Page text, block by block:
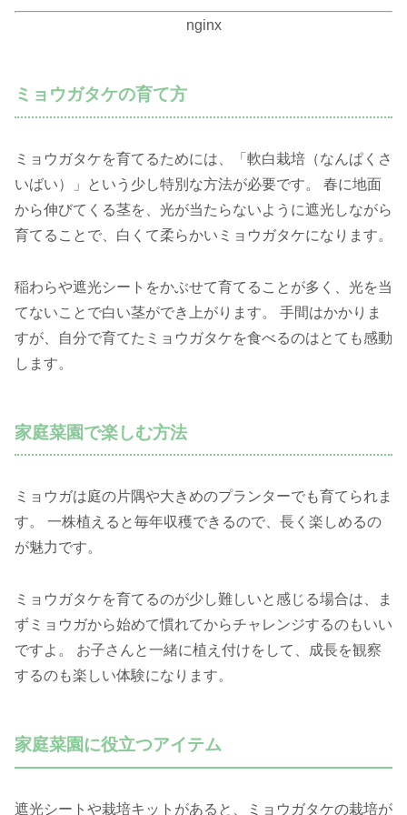
nginx
ミョウガタケの育て方
ミョウガタケを育てるためには、「軟白栽培（なんぱくさ
いばい）」という少し特別な方法が必要です。 春に地面
から伸びてくる茎を、光が当たらないように遮光しながら
育てることで、白くて柔らかいミョウガタケになります。
稲わらや遮光シートをかぶせて育てることが多く、光を当
てないことで白い茎ができ上がります。 手間はかかりま
すが、自分で育てたミョウガタケを食べるのはとても感動
します。
家庭菜園で楽しむ方法
ミョウガは庭の片隅や大きめのプランターでも育てられま
す。 一株植えると毎年収穫できるので、長く楽しめるの
が魅力です。
ミョウガタケを育てるのが少し難しいと感じる場合は、ま
ずミョウガから始めて慣れてからチャレンジするのもいい
ですよ。 お子さんと一緒に植え付けをして、成長を観察
するのも楽しい体験になります。
家庭菜園に役立つアイテム
遮光シートや栽培キットがあると、ミョウガタケの栽培が